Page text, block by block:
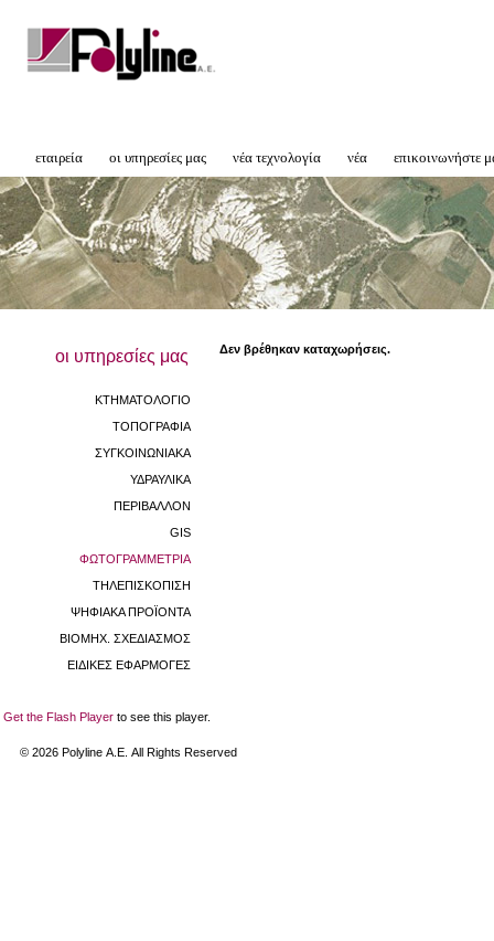
εταιρεία οι υπηρεσίες μας νέα τεχνολογία νέα επικοινωνήστε
οι υπηρεσίες μας
ΚΤΗΜΑΤΟΛΟΓΙΟ
ΤΟΠΟΓΡΑΦΙΑ
ΣΥΓΚΟΙΝΩΝΙΑΚΑ
ΥΔΡΑΥΛΙΚΑ
ΠΕΡΙΒΑΛΛΟΝ
GIS
ΦΩΤΟΓΡΑΜΜΕΤΡΙΑ
ΤΗΛΕΠΙΣΚΟΠΙΣΗ
ΨΗΦΙΑΚΑ ΠΡΟΪΟΝΤΑ
ΒΙΟΜHX. ΣΧΕΔΙΑΣΜΟΣ
ΕΙΔΙΚΕΣ ΕΦΑΡΜΟΓΕΣ
Δεν βρέθηκαν καταχωρήσεις.
Get the Flash Player to see this player.
© 2026 Polyline Α.Ε. All Rights Reserved